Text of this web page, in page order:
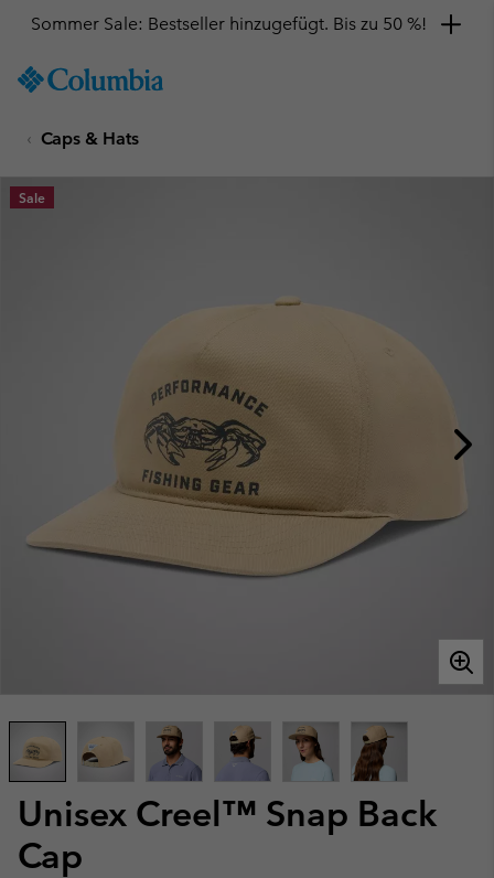
TO
SKIP
MAIN
NAV
Sommer Sale: Bestseller hinzugefügt. Bis zu 50 %!
Caps & Hats
Unisex Creel™ Snap Back
Cap
Sale